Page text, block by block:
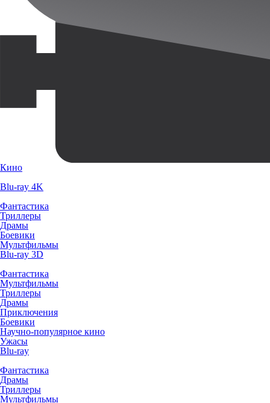
Кино
Blu-ray 4K
Фантастика
Триллеры
Драмы
Боевики
Мультфильмы
Blu-ray 3D
Фантастика
Мультфильмы
Триллеры
Драмы
Приключения
Боевики
Научно-популярное кино
Ужасы
Blu-ray
Фантастика
Драмы
Триллеры
Мультфильмы